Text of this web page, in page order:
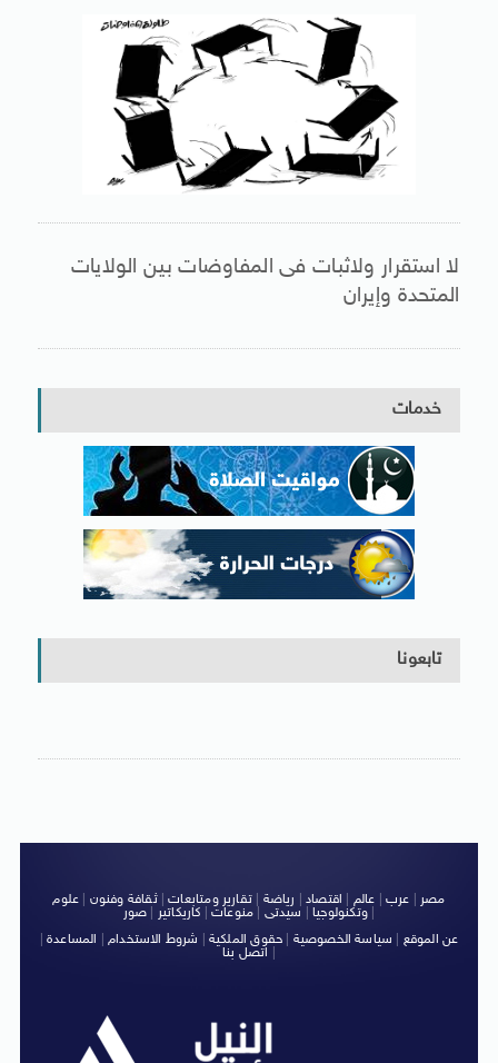
لا استقرار ولاثبات فى المفاوضات بين الولايات
المتحدة وإيران
خدمات
تابعونا
مصر عرب عالم اقتصاد رياضة |تقارير ومتابعات|ثقافة وفنون
علوم
وتكنولوجيا| سيدتى منوعات كاريكاتير صور
|
عن الموقع
سياسة الخصوصية حقوق الملكية شروط الاستخدام| المساعدة|
اتصل بنا